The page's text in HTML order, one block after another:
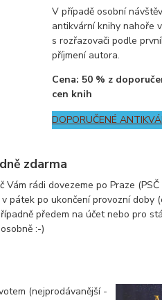
V případě osobní
antikvární knihy nahoře
s rozřazovači podle
příjmení autora.
Cena: 50 % z
cen knih
DOPORUČENÉ
zdarma
Vám rádi dovezeme po Praze
pátek po ukončení provozní doby
předem na účet nebo pro
:-)
(nejprodávanější -